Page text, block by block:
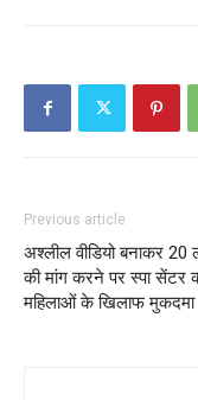
Previous article
अश्लील वीडियो बनाकर
की मांग करने पर स्पा सेंटर
महिलाओं के खिलाफ मुकदमा